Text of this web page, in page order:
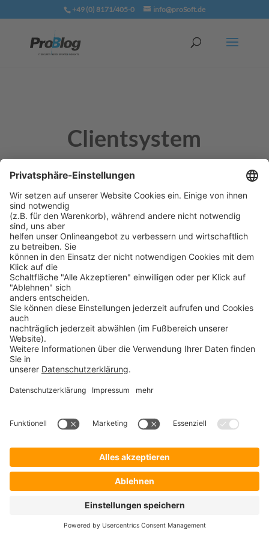
+49 (0) 8171/405-0 info@proSoft.de
Clientsystem
Ein Client (deutsch: Kunde) nimmt die Dienst­
leistungen, die ein Server erbringt, in Anspruch.
Solche Dienstleistungen können zum Beispiel
Datenverwaltung, Rechnen, Drucken,
Kommunikation und vieles andere sein.